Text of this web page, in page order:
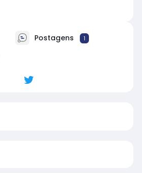
Postagens 1